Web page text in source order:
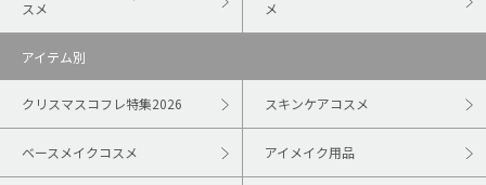
スメ
メ
アイテム別
クリスマスコフレ特集2026 スキンケアコスメ
ベースメイクコスメ アイメイク用品